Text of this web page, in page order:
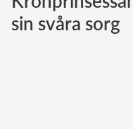
sin svåra sorg